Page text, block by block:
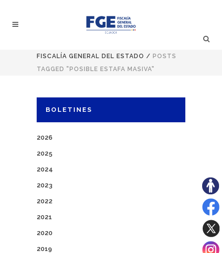
FISCALÍA GENERAL DEL ESTADO / POSTS
TAGGED "POSIBLE ESTAFA MASIVA"
BOLETINES
2026
2025
2024
2023
2022
2021
2020
2019